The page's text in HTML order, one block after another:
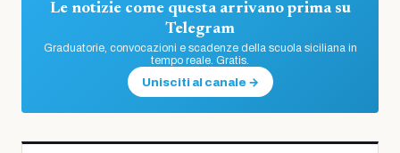
Le notizie come questa arrivano prima su
Telegram
Graduatorie, convocazioni e scadenze della scuola siciliana in
tempo reale. Gratis.
Unisciti al canale →